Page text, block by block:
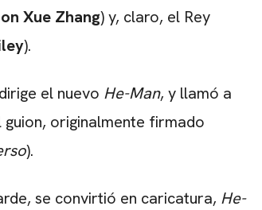
Xue Zhang) y, claro, el Rey
).
el nuevo He-Man, y llamó a
originalmente firmado
).
se convirtió en caricatura, He-